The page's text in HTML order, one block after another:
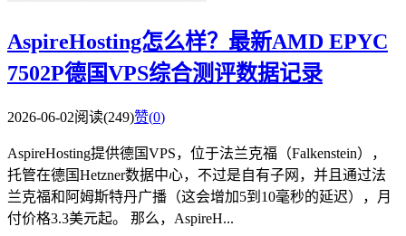
AspireHosting怎么样？最新AMD EPYC
7502P德国VPS综合测评数据记录
2026-06-02阅读(249)赞(0)
AspireHosting提供德国VPS，位于法兰克福（Falkenstein），
托管在德国Hetzner数据中心，不过是自有子网，并且通过法
兰克福和阿姆斯特丹广播（这会增加5到10毫秒的延迟），月
付价格3.3美元起。 那么，AspireH...